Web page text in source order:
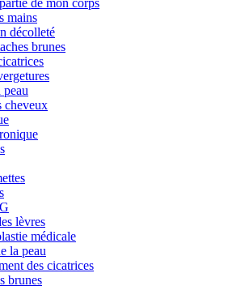
de mon corps
mains
décolleté
brunes
cheveux
lèvres
médicale
la peau
des cicatrices
brunes